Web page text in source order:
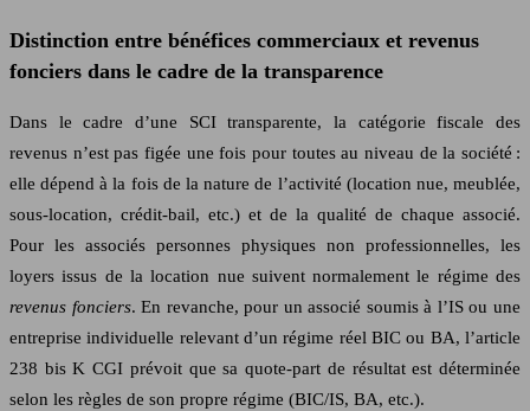
Distinction entre bénéfices commerciaux et revenus
fonciers dans le cadre de la transparence
Dans le cadre d’une SCI transparente, la catégorie fiscale des
revenus n’est pas figée une fois pour toutes au niveau de la société :
elle dépend à la fois de la nature de l’activité (location nue, meublée,
sous-location, crédit-bail, etc.) et de la qualité de chaque associé.
Pour les associés personnes physiques non professionnelles, les
loyers issus de la location nue suivent normalement le régime des
revenus fonciers. En revanche, pour un associé soumis à l’IS ou une
entreprise individuelle relevant d’un régime réel BIC ou BA, l’article
238 bis K CGI prévoit que sa quote-part de résultat est déterminée
selon les règles de son propre régime (BIC/IS, BA, etc.).